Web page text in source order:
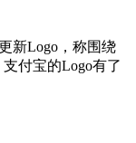
新Logo，称围绕
付宝的Logo有了